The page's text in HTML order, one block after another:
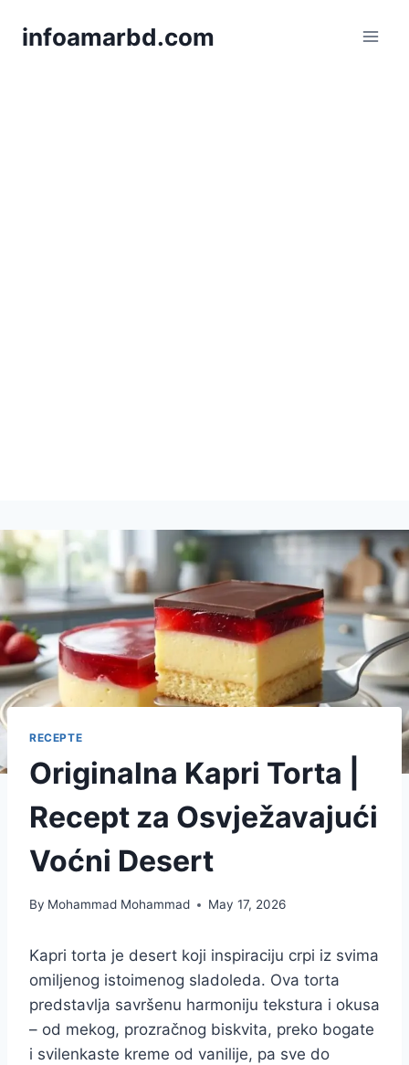
infoamarbd.com
RECEPTE
Originalna Kapri Torta |
Recept za Osvježavajući
Voćni Desert
By Mohammad Mohammad May 17, 2026
Kapri torta je desert koji inspiraciju crpi iz svima
omiljenog istoimenog sladoleda. Ova torta
predstavlja savršenu harmoniju tekstura i okusa
– od mekog, prozračnog biskvita, preko bogate
i svilenkaste kreme od vanilije, pa sve do